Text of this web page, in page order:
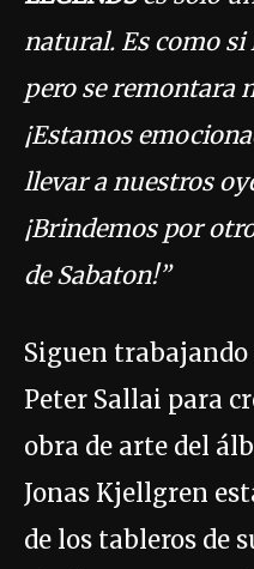
natural. Es como
pero se remontara
¡Estamos
llevar a nuestros
¡Brindemos por
de Sabaton!”
Siguen
Peter Sallai para
obra de arte del
Jonas Kjellgren
de los tableros de